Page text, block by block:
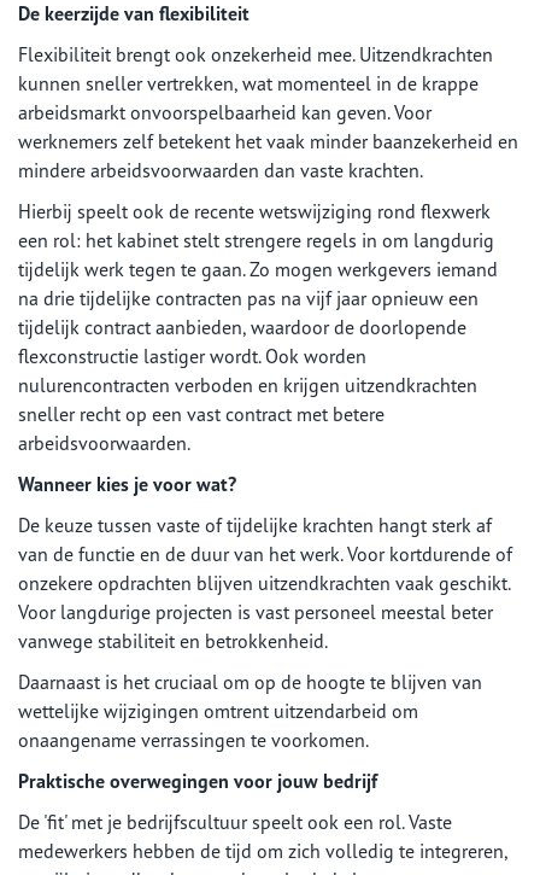
De keerzijde van flexibiliteit
Flexibiliteit brengt ook onzekerheid mee. Uitzendkrachten
kunnen sneller vertrekken, wat momenteel in de krappe
arbeidsmarkt onvoorspelbaarheid kan geven. Voor
werknemers zelf betekent het vaak minder baanzekerheid en
mindere arbeidsvoorwaarden dan vaste krachten.
Hierbij speelt ook de recente wetswijziging rond flexwerk
een rol: het kabinet stelt strengere regels in om langdurig
tijdelijk werk tegen te gaan. Zo mogen werkgevers iemand
na drie tijdelijke contracten pas na vijf jaar opnieuw een
tijdelijk contract aanbieden, waardoor de doorlopende
flexconstructie lastiger wordt. Ook worden
nulurencontracten verboden en krijgen uitzendkrachten
sneller recht op een vast contract met betere
arbeidsvoorwaarden.
Wanneer kies je voor wat?
De keuze tussen vaste of tijdelijke krachten hangt sterk af
van de functie en de duur van het werk. Voor kortdurende of
onzekere opdrachten blijven uitzendkrachten vaak geschikt.
Voor langdurige projecten is vast personeel meestal beter
vanwege stabiliteit en betrokkenheid.
Daarnaast is het cruciaal om op de hoogte te blijven van
wettelijke wijzigingen omtrent uitzendarbeid om
onaangename verrassingen te voorkomen.
Praktische overwegingen voor jouw bedrijf
De 'fit' met je bedrijfscultuur speelt ook een rol. Vaste
medewerkers hebben de tijd om zich volledig te integreren,